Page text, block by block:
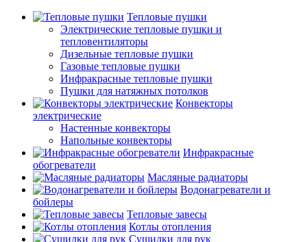
Тепловые пушки
Электрические тепловые пушки и
тепловентиляторы
Дизельные тепловые пушки
Газовые тепловые пушки
Инфракрасные тепловые пушки
Пушки для натяжных потолков
Конвекторы
электрические
Настенные конвекторы
Напольные конвекторы
Инфракрасные
обогреватели
Масляные радиаторы
Водонагреватели и
бойлеры
Тепловые завесы
Котлы отопления
Сушилки для рук